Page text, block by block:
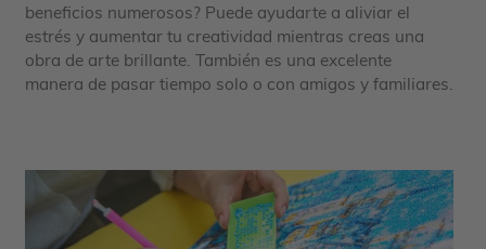
beneficios numerosos? Puede ayudarte a aliviar el
estrés y aumentar tu creatividad mientras creas una
obra de arte brillante. También es una excelente
manera de pasar tiempo solo o con amigos y familiares.